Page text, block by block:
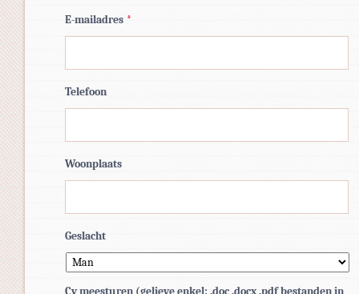
E-mailadres *
Telefoon
Woonplaats
Geslacht
Cv meesturen (gelieve enkel: .doc .docx .pdf bestanden in